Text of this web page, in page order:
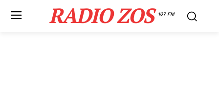
RADIO ZOS 107 FM